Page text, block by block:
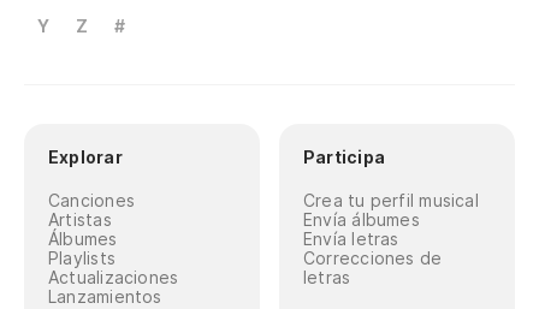
Y
Z #
Explorar
Canciones
Artistas
Álbumes
Playlists
Actualizaciones
Lanzamientos
Participa
Crea tu perfil musical
Envía álbumes
Envía letras
Correcciones de
letras